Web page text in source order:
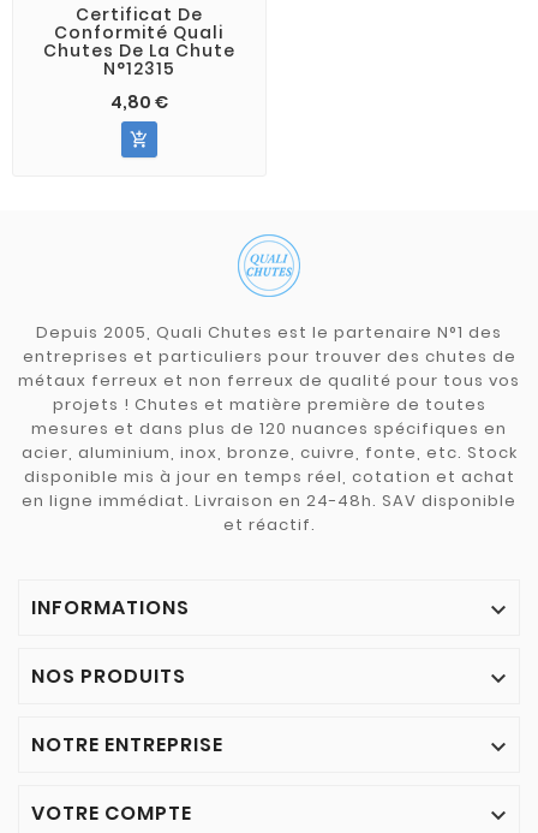
Certificat De
Conformité Quali
Chutes De La Chute
N°12315
4,80 €

Depuis 2005, Quali Chutes est le partenaire N°1 des
entreprises et particuliers pour trouver des chutes de
métaux ferreux et non ferreux de qualité pour tous vos
projets ! Chutes et matière première de toutes
mesures et dans plus de 120 nuances spécifiques en
acier, aluminium, inox, bronze, cuivre, fonte, etc. Stock
disponible mis à jour en temps réel, cotation et achat
en ligne immédiat. Livraison en 24-48h. SAV disponible
et réactif.
INFORMATIONS 
NOS PRODUITS 
NOTRE ENTREPRISE 
VOTRE COMPTE 